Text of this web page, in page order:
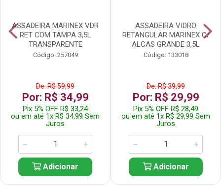
ASSADEIRA MARINEX VDR
RET COM TAMPA 3,5L
TRANSPARENTE
Código: 257049
De: R$ 59,99
Por: R$ 34,99
Pix 5% OFF R$ 33,24
ou em até 1x R$ 34,99 Sem
Juros
Adicionar
ASSADEIRA VIDRO
RETANGULAR MARINEX C/
ALCAS GRANDE 3,5L
Código: 133018
De: R$ 39,99
Por: R$ 29,99
Pix 5% OFF R$ 28,49
ou em até 1x R$ 29,99 Sem
Juros
Adicionar